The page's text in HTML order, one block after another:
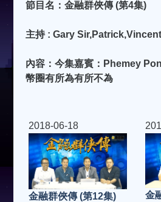
節目名：金融群俠傳 (第4集)
主持 : Gary Sir,Patrick,Vincent
內容：今集嘉賓：Phemey Pon
幣圈有所為有所不為
2018-06-18
金融群俠傳 (第12集) 金